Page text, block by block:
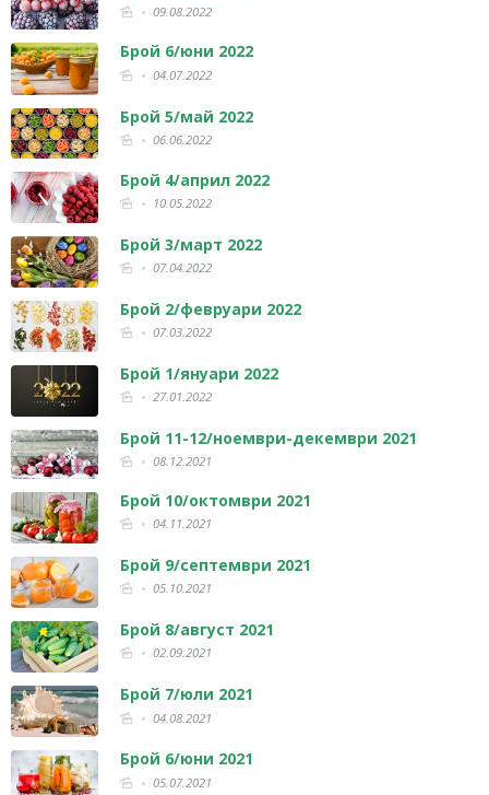
09.08.2022
Брой 6/юни 2022
04.07.2022
Брой 5/май 2022
06.06.2022
Брой 4/април 2022
10.05.2022
Брой 3/март 2022
07.04.2022
Брой 2/февруари 2022
07.03.2022
Брой 1/януари 2022
27.01.2022
Брой 11-12/ноември-декември 2021
08.12.2021
Брой 10/октомври 2021
04.11.2021
Брой 9/септември 2021
05.10.2021
Брой 8/август 2021
02.09.2021
Брой 7/юли 2021
04.08.2021
Брой 6/юни 2021
05.07.2021